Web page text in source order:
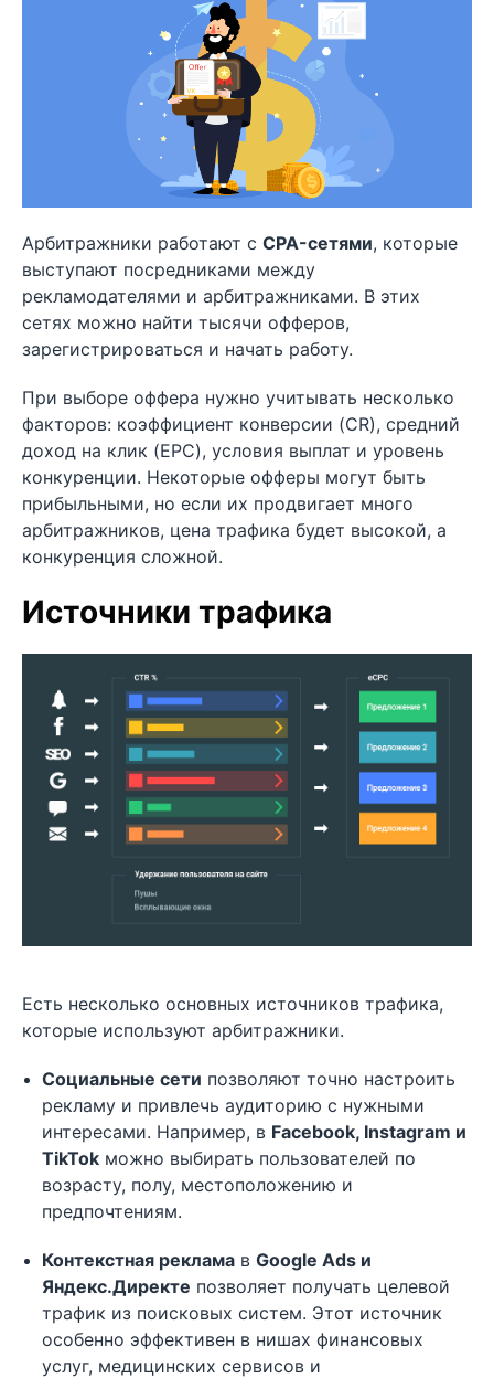
Арбитражники работают с CPA-сетями, которые
выступают посредниками между
рекламодателями и арбитражниками. В этих
сетях можно найти тысячи офферов,
зарегистрироваться и начать работу.
При выборе оффера нужно учитывать несколько
факторов: коэффициент конверсии (CR), средний
доход на клик (EPC), условия выплат и уровень
конкуренции. Некоторые офферы могут быть
прибыльными, но если их продвигает много
арбитражников, цена трафика будет высокой, а
конкуренция сложной.
Источники трафика
Есть несколько основных источников трафика,
которые используют арбитражники.
Социальные сети позволяют точно настроить
рекламу и привлечь аудиторию с нужными
интересами. Например, в Facebook, Instagram и
TikTok можно выбирать пользователей по
возрасту, полу, местоположению и
предпочтениям.
Контекстная реклама в Google Ads и
Яндекс.Директе позволяет получать целевой
трафик из поисковых систем. Этот источник
особенно эффективен в нишах финансовых
услуг, медицинских сервисов и